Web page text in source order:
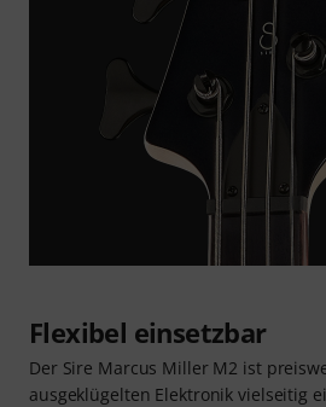
Flexibel einsetzbar
Der Sire Marcus Miller M2 ist
ausgeklügelten Elektronik vielseitig